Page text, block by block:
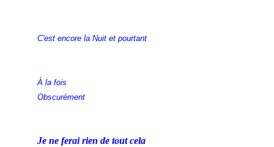
C'est encore la Nuit et pourtant
À la fois
Obscurément
Je ne ferai rien de tout cela